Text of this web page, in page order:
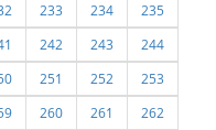
233 234
235
242 243
244
251 252
253
260 261
262